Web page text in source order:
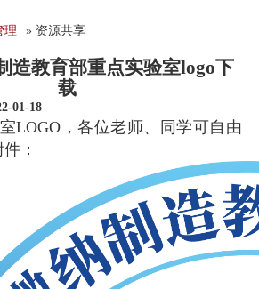
理 » 资源共享
造教育部重点实验室logo下
载
01-18
LOGO，各位老师、同学可自由
：